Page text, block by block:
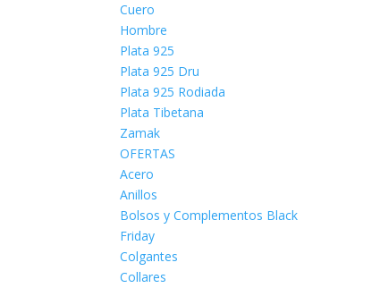
Cuero
Hombre
Plata 925
Plata 925 Dru
Plata 925 Rodiada
Plata Tibetana
Zamak
OFERTAS
Acero
Anillos
Bolsos y Complementos Black
Friday
Colgantes
Collares